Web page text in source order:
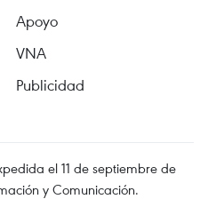
Apoyo
VNA
Publicidad
el 11 de septiembre de
y Comunicación.